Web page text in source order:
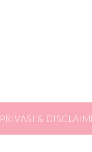
PRIVASI &